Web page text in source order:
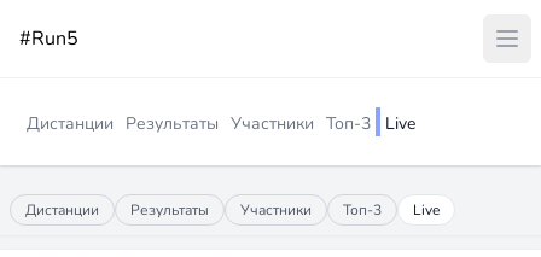
#Run5
Дистанции Результаты Участники Топ-3 Live
Дистанции Результаты Участники Топ-3 Live